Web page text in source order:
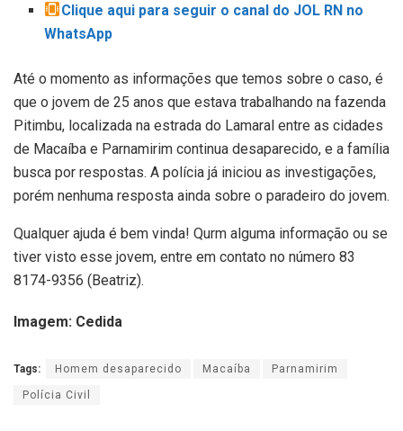
Clique aqui para seguir o canal do JOL RN no
WhatsApp
Até o momento as informações que temos sobre o caso, é
que o jovem de 25 anos que estava trabalhando na fazenda
Pitimbu, localizada na estrada do Lamaral entre as cidades
de Macaíba e Parnamirim continua desaparecido, e a família
busca por respostas. A polícia já iniciou as investigações,
porém nenhuma resposta ainda sobre o paradeiro do jovem.
Qualquer ajuda é bem vinda! Qurm alguma informação ou se
tiver visto esse jovem, entre em contato no número 83
8174-9356 (Beatriz).
Imagem: Cedida
Tags: Homem desaparecido Macaíba Parnamirim
Polícia Civil